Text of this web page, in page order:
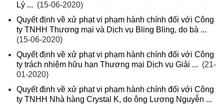
Lý ... (15-06-2020)
Quyết định về xử phạt vi phạm hành chính đối với Công
ty TNHH Thương mại và Dịch vụ Bling Bling, do bà ...
(15-06-2020)
Quyết định về xử phạt vi phạm hành chính đối với Công
ty trách nhiệm hữu hạn Thương mại Dịch vụ Giải ... (21-
01-2020)
Quyết định về xử phạt vi phạm hành chính đối với Công
ty TNHH Nhà hàng Crystal K, do ông Lương Nguyễn ...